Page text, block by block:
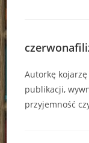
Autorkę
publikacji,
przyjemność